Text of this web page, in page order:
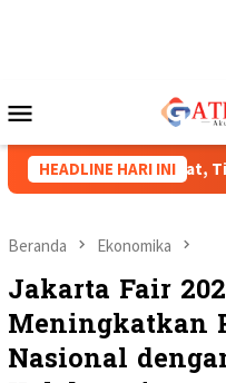
Mobile
HEADLINE HARI INI
XVIII Menguat, Tiga
Beranda Ekonomika
Jakarta Fair
Meningkatkan
Nasional